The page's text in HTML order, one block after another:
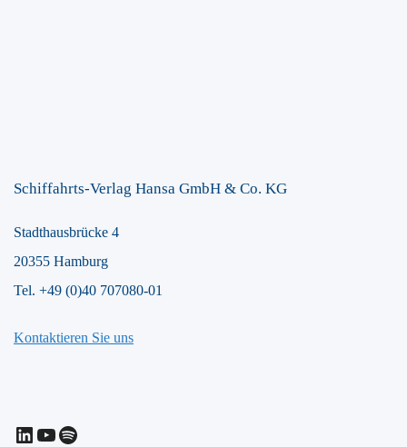
Schiffahrts-Verlag Hansa GmbH & Co. KG
Stadthausbrücke 4
20355 Hamburg
Tel. +49 (0)40 707080-01
Kontaktieren Sie uns
LinkedIn
YouTube
Spotify